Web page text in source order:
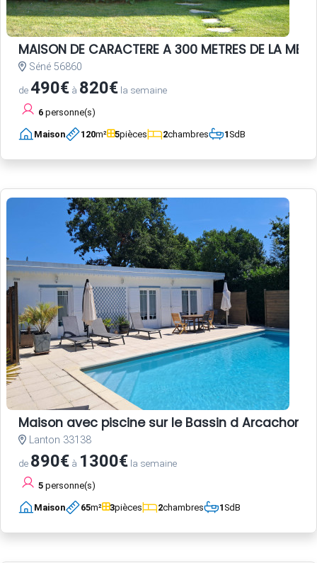
MAISON DE CARACTERE A 300 METRES DE LA MER
Séné 56860
de490€ à 820€ la semaine
6 personne(s)
Maison 120m² 5pièces 2chambres 1SdB
Maison avec piscine sur le Bassin d Arcachon
Lanton 33138
de 890€ à 1300€ la semaine
5 personne(s)
Maison 65m² 3pièces 2chambres 1SdB